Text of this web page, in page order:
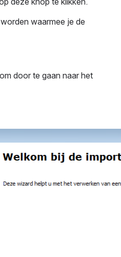
waarmee je de
door te gaan naar het